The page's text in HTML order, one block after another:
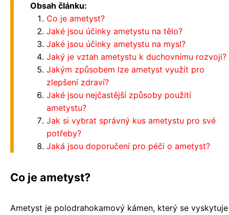
Obsah článku:
Co je ametyst?
Jaké jsou účinky ametystu na tělo?
Jaké jsou účinky ametystu na mysl?
Jaký je vztah ametystu k duchovnímu rozvoji?
Jakým způsobem lze ametyst využít pro
zlepšení zdraví?
Jaké jsou nejčastější způsoby použití
ametystu?
Jak si vybrat správný kus ametystu pro své
potřeby?
Jaká jsou doporučení pro péči o ametyst?
Co je ametyst?
Ametyst je polodrahokamový kámen, který se vyskytuje